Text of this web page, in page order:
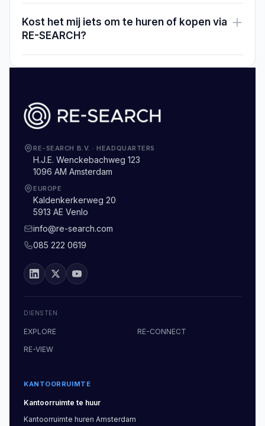
Kost het mij iets om te huren of kopen via
RE-SEARCH?
RE-SEARCH B.V. ·HEADQUARTERS
H.J.E. Wenckebachweg 123
1096 AM Amsterdam
EUROPE
Kaldenkerkerweg 20
5913 AE Venlo
info@re-search.com
085 222 0619
DIENSTEN
EXPLORE
RE-CONNECT
RE-VIEW
KANTOORRUIMTE
Kantoorruimte te huur
Kantoorruimte huren Amsterdam